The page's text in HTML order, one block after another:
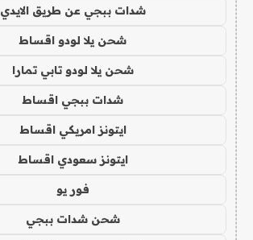
شدات ببجي عن طريق الايدي
شحن يلا لودو اقساط
شحن يلا لودو تابي تمارا
شدات ببجي اقساط
ايتونز امريكي اقساط
ايتونز سعودي اقساط
فور يو
شحن شدات ببجي